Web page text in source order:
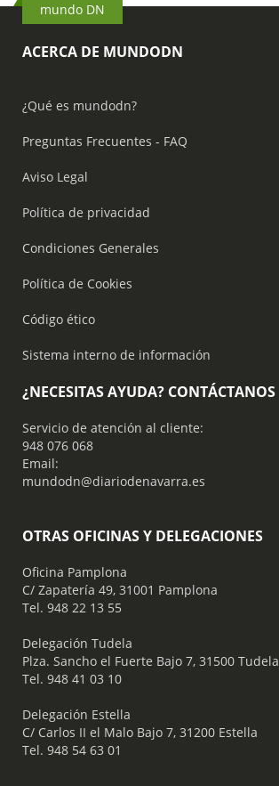
mundo DN
ACERCA DE MUNDODN
¿Qué es mundodn?
Preguntas Frecuentes - FAQ
Aviso Legal
Política de privacidad
Condiciones Generales
Política de Cookies
Código ético
Sistema interno de información
¿NECESITAS AYUDA? CONTÁCTANOS
Servicio de atención al cliente:
948 076 068
Email:
mundodn@diariodenavarra.es
OTRAS OFICINAS Y DELEGACIONES
Oficina Pamplona
C/ Zapatería 49, 31001 Pamplona
Tel. 948 22 13 55
​ Delegación Tudela
Plza. Sancho el Fuerte Bajo 7, 31500 Tudela
Tel. 948 41 03 10
​ Delegación Estella
C/ Carlos II el Malo Bajo 7, 31200 Estella
Tel. 948 54 63 01